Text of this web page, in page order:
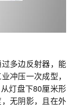
多边反射器，能
冲压一次成型，
灯盘下80厘米形
无阴影，且在外